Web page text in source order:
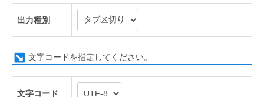
出力種別
文字コードを指定してください。
文字コード